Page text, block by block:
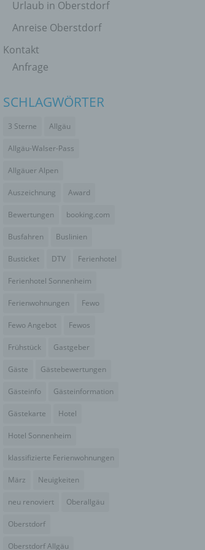
Urlaub in Oberstdorf
Anreise Oberstdorf
Kontakt
Anfrage
SCHLAGWÖRTER
3 Sterne Allgäu
Allgäu-Walser-Pass
Allgäuer Alpen
Auszeichnung Award
Bewertungen booking.com
Busfahren Buslinien
Busticket DTV Ferienhotel
Ferienhotel Sonnenheim
Ferienwohnungen Fewo
Fewo Angebot Fewos
Frühstück Gastgeber
Gäste Gästebewertungen
Gästeinfo Gästeinformation
Gästekarte Hotel
Hotel Sonnenheim
klassifizierte Ferienwohnungen
März Neuigkeiten
neu renoviert Oberallgäu
Oberstdorf
Oberstdorf Allgäu